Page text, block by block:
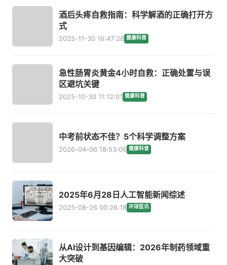
酒后头疼自救指南：科学解酒的正确打开方
式
2025-11-30 16:47:28 健康科普
急性肠胃炎黄金4小时自救：正确处置与误
区避坑关键
2025-10-30 11:12:01 健康科普
中考前状态不佳？5个科学调整方案
2026-04-06 18:53:06 健康科普
2025年6月28日人工智能新闻综述
2025-08-26 00:26:18 环球医讯
从AI设计到基因编辑：2026年制药领域重
大突破